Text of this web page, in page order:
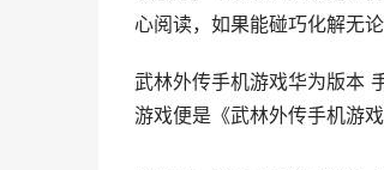
心阅读，如果能碰巧化解无
武林外传手机游戏华为版本
游戏便是《武林外传手机游